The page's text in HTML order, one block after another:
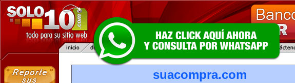
suacompra.com